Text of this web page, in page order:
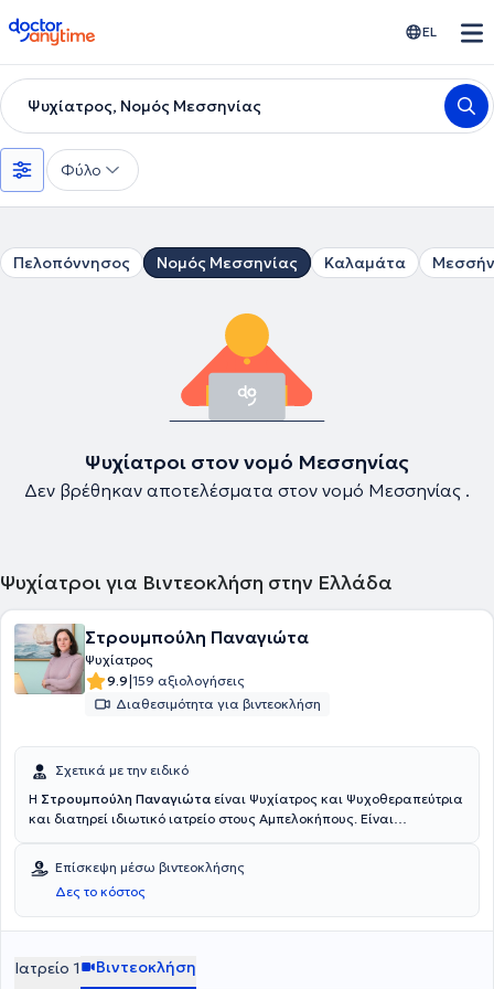
doctoranytime EL
Ψυχίατρος, Νομός Μεσσηνίας
Φύλο
Πελοπόννησος Νομός Μεσσηνίας Καλαμάτα
Ψυχίατροι στον νομό Μεσσηνίας
Δεν βρέθηκαν αποτελέσματα στον νομό Μεσσηνίας .
Ψυχίατροι για Βιντεοκλήση στην Ελλάδα
Στρουμπούλη Παναγιώτα
Ψυχίατρος
9.9|159 αξιολογήσεις
Διαθεσιμότητα για βιντεοκλήση
Σχετικά με την ειδικό
Η Στρουμπούλη Παναγιώτα είναι Ψυχίατρος και Ψυχοθεραπεύτρια
και διατηρεί ιδιωτικό ιατρείο στους Αμπελοκήπους. Είναι
μεταπτυχιακού τίτλου Διαχείριση Κρίσεων Μαζικών Καταστροφών
και Επειγουσών Καταστάσεων της Νοσηλευτικής του
Πανεπιστημίου Αθηνών. Ειδικεύτηκε στην Γερμανία όπου και
απέκτησε τον τίτλο ειδικότητας Ψυχιάτρου και Ψυχοθεραπεύτριας
καθώς στη Γερμανία η απόκτηση τίτλου Ειδικότητας συνοδεύεται
υποχρεωτικά και από εξειδίκευση σε κάποιο Ψυχοθεραπευτικό
Επίσκεψη μέσω βιντεοκλήσης
Δες το κόστος
Ιατρείο 1 Βιντεοκλήση